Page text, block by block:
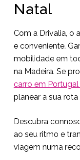
Natal
Com a Drivalia, o
e conveniente.
mobilidade em
na Madeira. Se
carro em
planear a sua rota
Descubra
ao seu ritmo e
viagem numa